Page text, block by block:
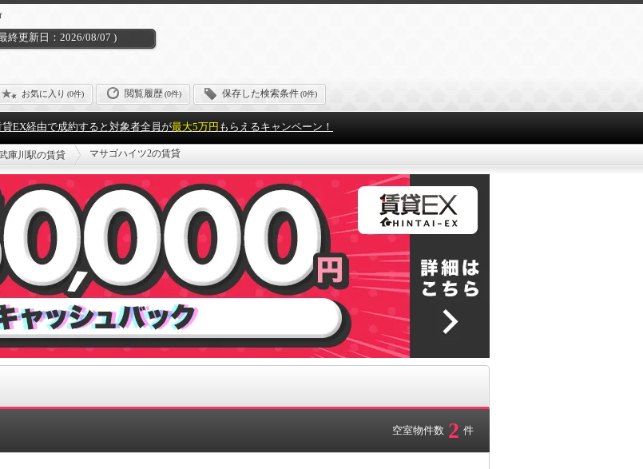
終更新日：2026/08/07 )
お気に入り (0件) 閲覧履歴(0件) 保存した検索条件(0件)
貸EX経由で成約すると対象者全員が最大5万円 もらえるキャンペーン！
庫川駅の賃貸 マサゴハイツ2の賃貸
空室物件数 2 件